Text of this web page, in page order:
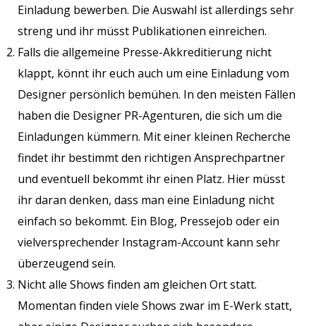
Einladung bewerben. Die Auswahl ist allerdings sehr
streng und ihr müsst Publikationen einreichen.
Falls die allgemeine Presse-Akkreditierung nicht
klappt, könnt ihr euch auch um eine Einladung vom
Designer persönlich bemühen. In den meisten Fällen
haben die Designer PR-Agenturen, die sich um die
Einladungen kümmern. Mit einer kleinen Recherche
findet ihr bestimmt den richtigen Ansprechpartner
und eventuell bekommt ihr einen Platz. Hier müsst
ihr daran denken, dass man eine Einladung nicht
einfach so bekommt. Ein Blog, Pressejob oder ein
vielversprechender Instagram-Account kann sehr
überzeugend sein.
Nicht alle Shows finden am gleichen Ort statt.
Momentan finden viele Shows zwar im E-Werk statt,